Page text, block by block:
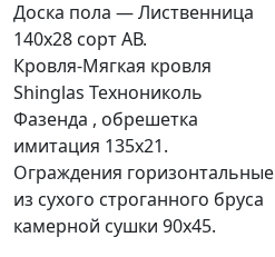
Доска пола — Лиственница
140х28 сорт АВ.
Кровля-Мягкая кровля
Shinglas Технониколь
Фазенда , обрешетка
имитация 135х21.
Ограждения горизонтальные
из сухого строганного бруса
камерной сушки 90х45.